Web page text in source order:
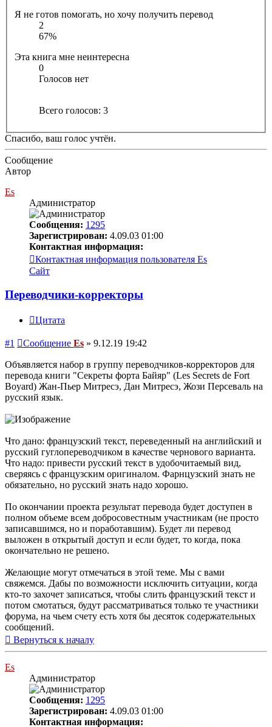
Я не готов помогать, но хочу получить перевод
2
67%
Эта книга мне неинтересна
0
Голосов нет
Всего голосов: 3
Спасибо, ваш голос учтён.
Сообщение
Автор
Es
Администратор
Сообщения: 1295
Зарегистрирован: 4.09.03 01:00
Контактная информация:
Контактная информация пользователя Es
Сайт
Переводчики-корректоры
Цитата
#1 Сообщение Es » 9.12.19 19:42
Объявляется набор в группу переводчиков-корректоров для
перевода книги "Секреты форта Байяр" (Les Secrets de Fort
Boyard) Жан-Пьер Митресэ, Дан Митресэ, Жози Персеваль на
русский язык.
Что дано: французский текст, переведенный на английский и
русский гуглопереводчиком в качестве чернового варианта.
Что надо: привести русский текст в удобочитаемый вид,
сверяясь с французским оригиналом. Фарнцузский знать не
обязательно, но русский знать надо хорошо.
По окончании проекта результат перевода будет доступен в
полном объеме всем добросовестным участникам (не просто
записавшимся, но и поработавшим). Будет ли перевод
выложен в открытый доступ и если будет, то когда, пока
окончательно не решено.
Желающие могут отмечаться в этой теме. Мы с вами
свяжемся. Дабы по возможности исключить ситуации, когда
кто-то захочет записаться, чтобы слить французский текст и
потом смотаться, будут рассматриваться только те участники
форума, на чьем счету есть хотя бы десяток содержательных
сообщений.
Вернуться к началу
Es
Администратор
Сообщения: 1295
Зарегистрирован: 4.09.03 01:00
Контактная информация: